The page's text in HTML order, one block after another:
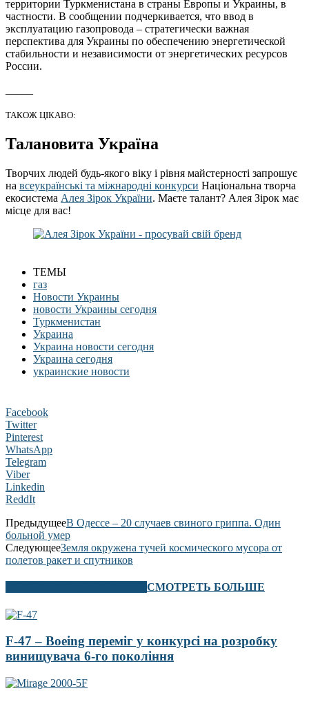
территории Туркменистана в страны Европы и Украины, в
частности. В сообщении подчеркивается, что ввод в
эксплуатацию газопровода – стратегически важная
перспектива для Украины по обеспечению энергетической
стабильности и независимости от энергетических ресурсов
России.
ТАКОЖ ЦІКАВО:
Талановита Україна
Творчих людей будь-якого віку і рівня майстерності запрошує
на всеукраїнські та міжнародні конкурси Національна творча
екосистема Алея Зірок України. Маєте талант? Алея Зірок має
місце для вас!
ТЕМЫ
газ
Новости Украины
новости Украины сегодня
Туркменистан
Украина
Украина новости сегодня
Украина сегодня
украинские новости
Facebook
Twitter
Pinterest
WhatsApp
Telegram
Viber
Linkedin
ReddIt
ПредыдущееВ Одессе – 20 случаев свиного гриппа. Один
больной умер
СледующееЗемля окружена тучей космического мусора от
полетов ракет и спутников
СМОТРЕТЬ БОЛЬШЕ
F-47 – Boeing переміг у конкурсі на розробку
винищувача 6-го покоління